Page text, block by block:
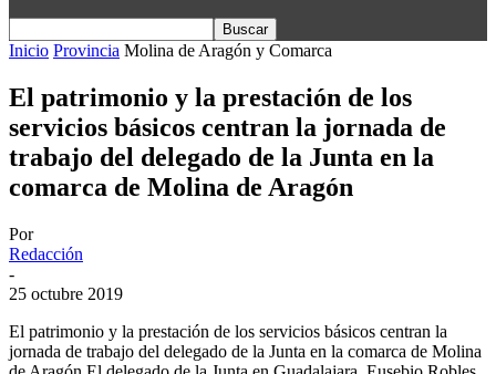
Inicio Provincia Molina de Aragón y Comarca
El patrimonio y la prestación de los
servicios básicos centran la jornada de
trabajo del delegado de la Junta en la
comarca de Molina de Aragón
Por
Redacción
-
25 octubre 2019
El patrimonio y la prestación de los servicios básicos centran la
jornada de trabajo del delegado de la Junta en la comarca de Molina